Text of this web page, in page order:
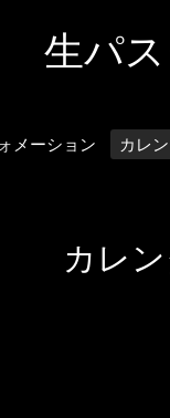
生パ
メーション カレ
カレ